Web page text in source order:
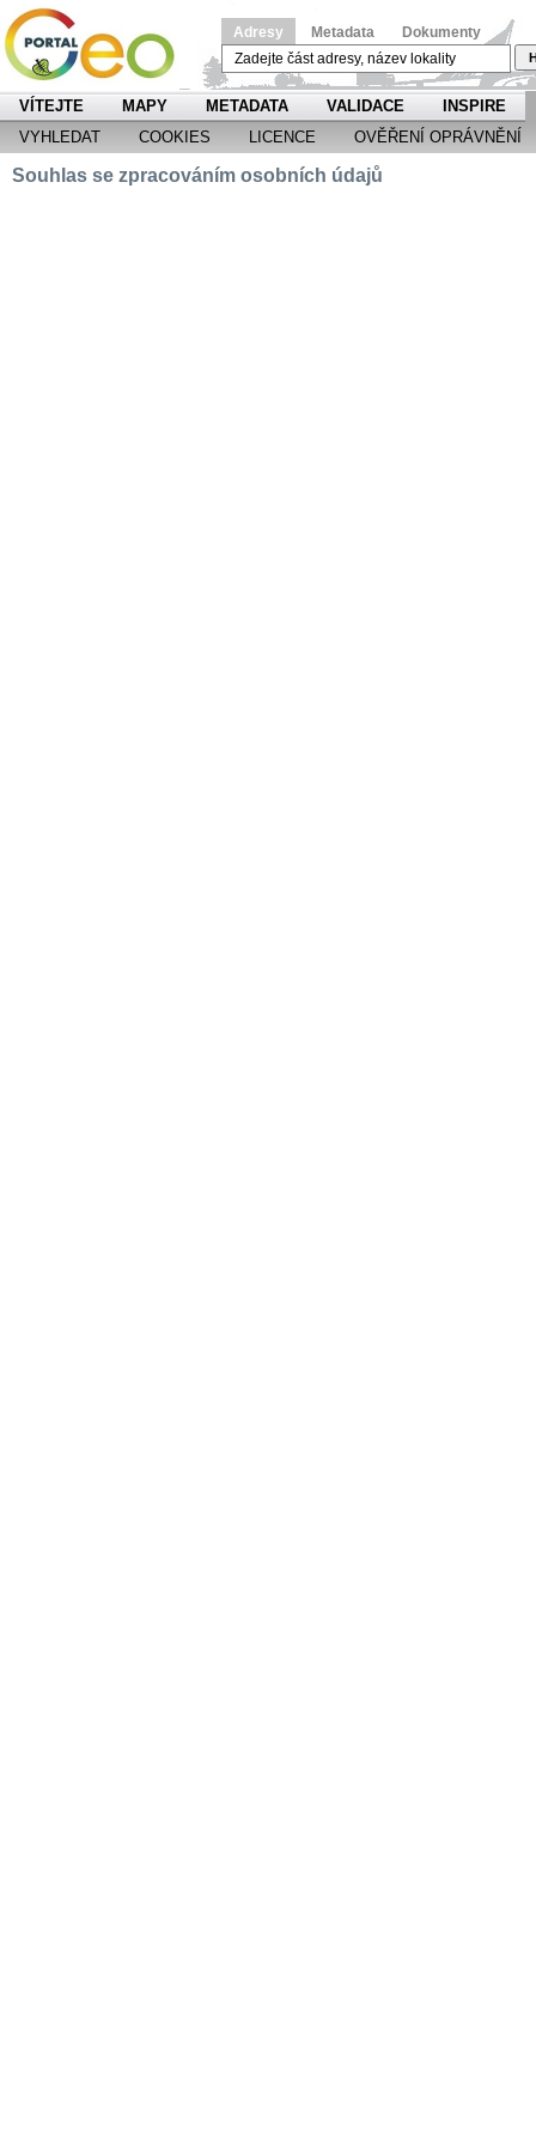
Adresy Metadata Dokumenty
VÍTEJTE MAPY METADATA VALIDACE
INSPIRE
VYHLEDAT
COOKIES LICENCE OVĚŘENÍ OPRÁVNĚNÍ
Souhlas se zpracováním osobních údajů